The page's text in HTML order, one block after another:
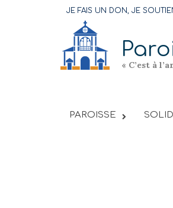
content
JE FAIS UN DON, JE
« C’est à
PAROISSE